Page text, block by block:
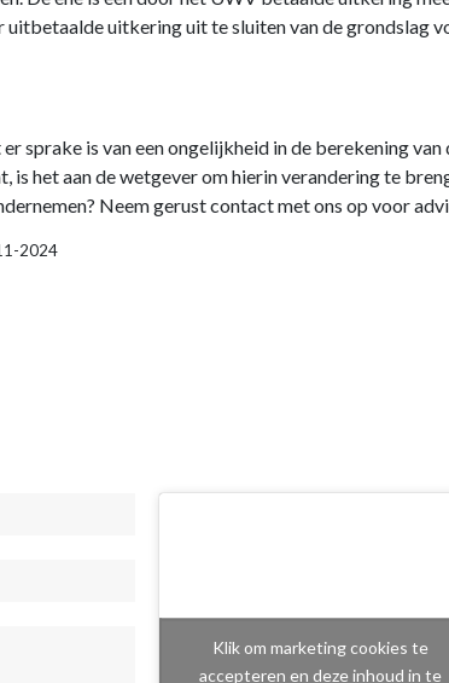
uitkering uit te sluiten van de grondslag
sprake is van een ongelijkheid in de berekening
het aan de wetgever om hierin verandering te
Neem gerust contact met ons op voor
2024
Klik om marketing cookies te
accepteren en deze inhoud in te